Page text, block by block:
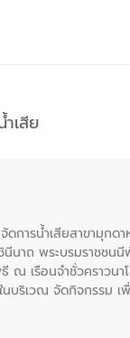
เสีย
การน้ำเสียสาขามุก
นีนาถ พระบรมราชช
ณ เรือนจําชั่วคราวน
บริเวณ จัดกิจกรรม
ญาณ ทำความดีด้วยหัว